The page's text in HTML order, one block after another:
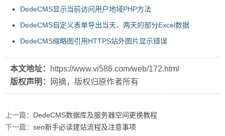
DedeCMS显示当前访问用户地域PHP方法
DedeCMS自定义表单导出当天、两天的部分Excel数据
DedeCMS缩略图引用HTTPS站外图片显示错误
本文地址：
https://www.vi586.com/web/172.html
版权声明：
网摘，版权归原作者所有
上一篇： DedeCMS数据库及服务器空间更换教程
下一篇： seo新手必读建站流程及注意事项